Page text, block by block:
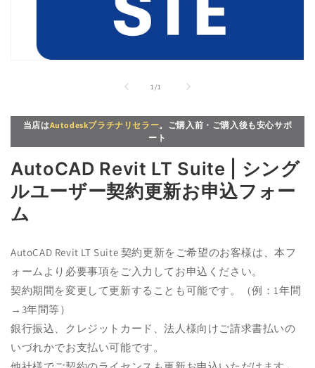
で
ア
を
く
1/
の1
当店はAutodeskプラチナリセラー。ご購入前・ご購入後も安心サポ
ート
AutoCAD Revit LT Suite | シング
ルユーザー契約更新お申込フォー
ム
AutoCAD Revit LT Suite 契約更新をご希望のお客様は、本フ
ォームより必要事項をご入力してお申込ください。
契約期間を変更して更新することも可能です。（例：1年間
→3年間等）
銀行振込、クレジットカード、法人様向けご請求書払いの
いづれかでお支払い可能です。